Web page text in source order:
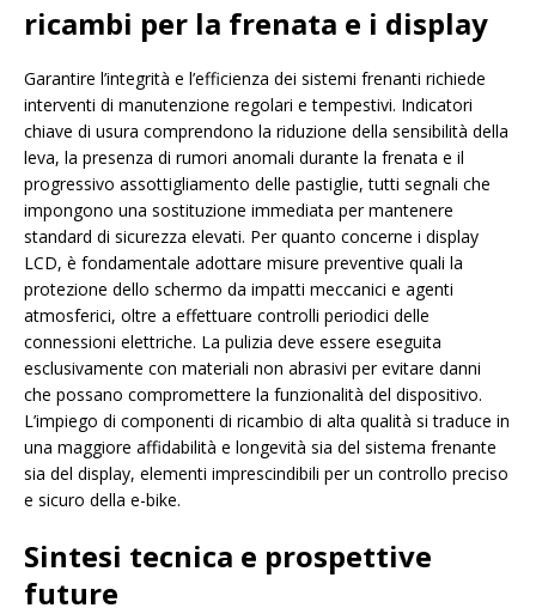
ricambi per la frenata e i display
Garantire l’integrità e l’efficienza dei sistemi frenanti richiede
interventi di manutenzione regolari e tempestivi. Indicatori
chiave di usura comprendono la riduzione della sensibilità della
leva, la presenza di rumori anomali durante la frenata e il
progressivo assottigliamento delle pastiglie, tutti segnali che
impongono una sostituzione immediata per mantenere
standard di sicurezza elevati. Per quanto concerne i display
LCD, è fondamentale adottare misure preventive quali la
protezione dello schermo da impatti meccanici e agenti
atmosferici, oltre a effettuare controlli periodici delle
connessioni elettriche. La pulizia deve essere eseguita
esclusivamente con materiali non abrasivi per evitare danni
che possano compromettere la funzionalità del dispositivo.
L’impiego di componenti di ricambio di alta qualità si traduce in
una maggiore affidabilità e longevità sia del sistema frenante
sia del display, elementi imprescindibili per un controllo preciso
e sicuro della e-bike.
Sintesi tecnica e prospettive
future